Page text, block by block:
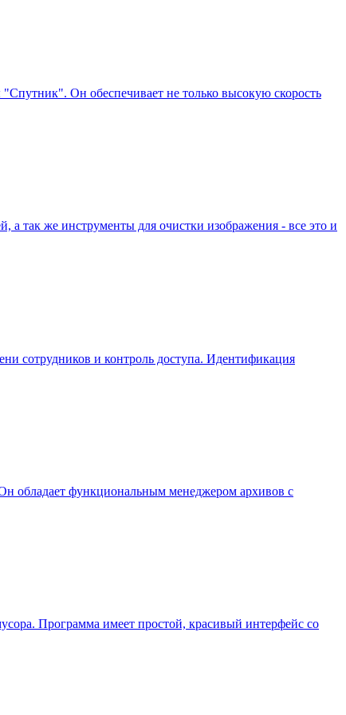
Он обеспечивает не только высокую скорость
а так же инструменты для очистки изображения - все это и
сотрудников и контроль доступа. Идентификация
обладает функциональным менеджером архивов с
Программа имеет простой, красивый интерфейс со